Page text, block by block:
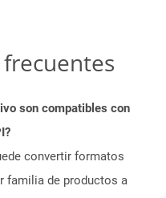
son compatibles con
convertir formatos
familia de productos a